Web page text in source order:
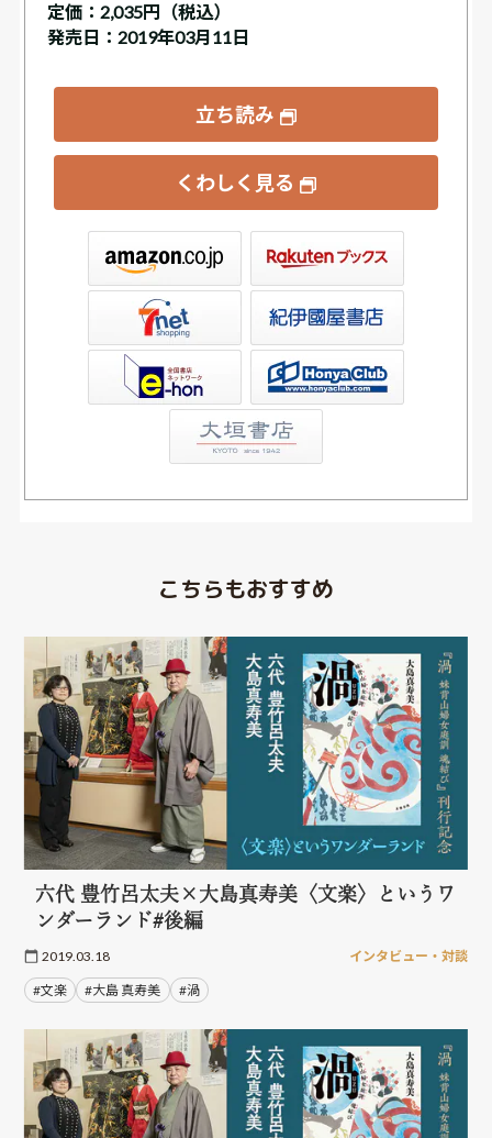
定価： 2,035円（税込）
発売日：2019年03月11日
立ち読み
くわしく見る
書店ウェブストア
こちらもおすすめ
六代 豊竹呂太夫×大島真寿美〈文楽〉というワ
ンダーランド#後編
2019.03.18 インタビュー・対談
#文楽 #大島 真寿美 #渦